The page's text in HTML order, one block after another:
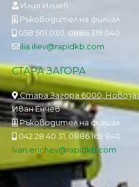
Илия Илиев
Ръководител на филиал
058 501 030, 0886 319 040
ilia.iliev@rapidkb.com
СТАРА ЗАГОРА
Стара Загора 6000,
Иван Енчев
Ръководител на филиал
042 28 40 31, 0886 169 840
ivan.enchev@rapidkb.com